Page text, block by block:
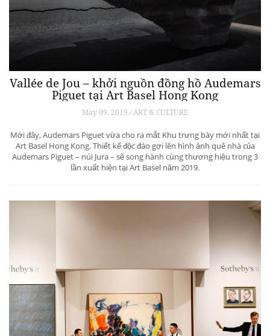
Vallée de Jou – khởi nguồn đồng hồ Audemars
Piguet tại Art Basel Hong Kong
May 09, 2019 / ART & CULTURE
Mới đây, Audemars Piguet vừa cho ra mắt Khu trưng bày mới nhất tại
Art Basel Hong Kong. Thiết kế độc đáo gợi lên hình ảnh quê nhà của
Audemars Piguet – núi Jura – sẽ song hành cùng thương hiệu trong 3
lần xuất hiện tại Art Basel năm 2019.